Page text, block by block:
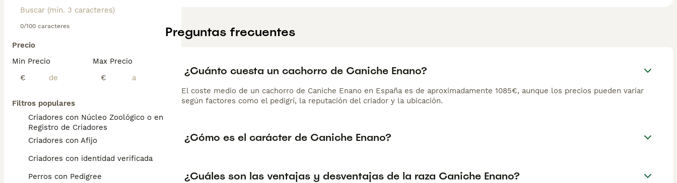
0/100 caracteres
Precio
Min Precio
€
Max Precio
€
Filtros populares
Criadores con Núcleo Zoológico o en el
Registro de Criadores
Criadores con Afijo
Criadores con identidad verificada
Perros con Pedigree
Preguntas frecuentes
¿Cuánto cuesta un cachorro de Caniche Enano?
El coste medio de un cachorro de Caniche Enano en España es de aproximadamente 1085€, aunque los precios pueden variar
según factores como el pedigrí, la reputación del criador y la ubicación.
¿Cómo es el carácter de Caniche Enano?
¿Cuáles son las ventajas y desventajas de la raza Caniche Enano?